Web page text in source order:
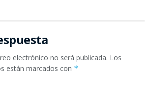
electrónico no será publicada. Los
están marcados con *